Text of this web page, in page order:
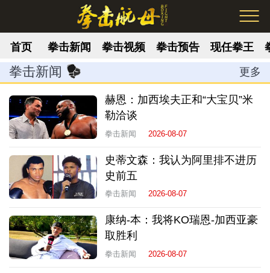
首页 拳击新闻 拳击视频 拳击预告 现任拳王
更多
拳击新闻
赫恩：加西埃夫正和“大宝贝”米
勒洽谈
拳击新闻 2026-08-07
史蒂文森：我认为阿里排不进历
史前五
拳击新闻 2026-08-07
康纳-本：我将KO瑞恩-加西亚豪
取胜利
拳击新闻 2026-08-07